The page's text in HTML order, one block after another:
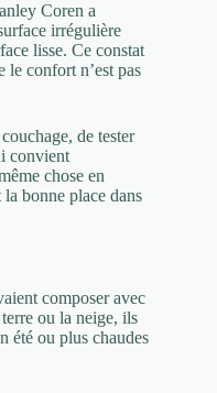
Coren a
irrégulière
lisse. Ce constat
le confort n’est pas
de tester
convient
chose en
bonne place dans
composer avec
ou la neige, ils
été ou plus chaudes